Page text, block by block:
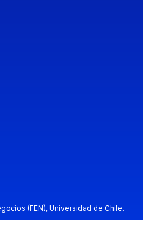
(FEN), Universidad de Chile.